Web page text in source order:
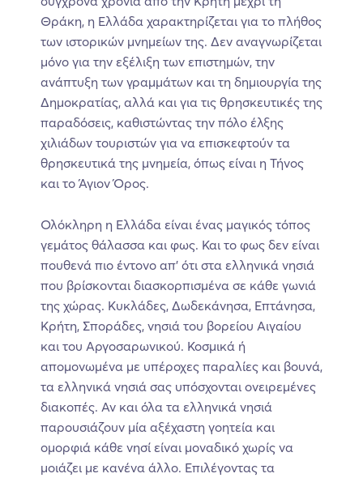
Θράκη, η Ελλάδα χαρακτηρίζεται για το πλήθος
των ιστορικών μνημείων της. Δεν αναγνωρίζεται
μόνο για την εξέλιξη των επιστημών, την
ανάπτυξη των γραμμάτων και τη δημιουργία της
Δημοκρατίας, αλλά και για τις θρησκευτικές της
παραδόσεις, καθιστώντας την πόλο έλξης
χιλιάδων τουριστών για να επισκεφτούν τα
θρησκευτικά της μνημεία, όπως είναι η Τήνος
και το Άγιον Όρος.
Ολόκληρη η Ελλάδα είναι ένας μαγικός τόπος
γεμάτος θάλασσα και φως. Και το φως δεν είναι
πουθενά πιο έντονο απ’ ότι στα ελληνικά νησιά
που βρίσκονται διασκορπισμένα σε κάθε γωνιά
της χώρας. Κυκλάδες, Δωδεκάνησα, Επτάνησα,
Κρήτη, Σποράδες, νησιά του βορείου Αιγαίου
και του Αργοσαρωνικού. Κοσμικά ή
απομονωμένα με υπέροχες παραλίες και βουνά,
τα ελληνικά νησιά σας υπόσχονται ονειρεμένες
διακοπές. Αν και όλα τα ελληνικά νησιά
παρουσιάζουν μία αξέχαστη γοητεία και
ομορφιά κάθε νησί είναι μοναδικό χωρίς να
μοιάζει με κανένα άλλο. Επιλέγοντας τα